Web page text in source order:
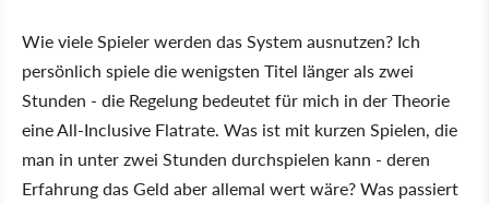
Wie viele Spieler werden das System ausnutzen? Ich
persönlich spiele die wenigsten Titel länger als zwei
Stunden - die Regelung bedeutet für mich in der Theorie
eine All-Inclusive Flatrate. Was ist mit kurzen Spielen, die
man in unter zwei Stunden durchspielen kann - deren
Erfahrung das Geld aber allemal wert wäre? Was passiert